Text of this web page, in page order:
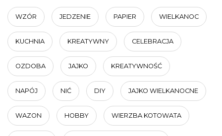
WZÓR JEDZENIE PAPIER WIELKANOC
KUCHNIA KREATYWNY CELEBRACJA
OZDOBA JAJKO KREATYWNOŚĆ
NAPÓJ NIĆ DIY JAJKO WIELKANOCNE
WAZON HOBBY WIERZBA KOTOWATA